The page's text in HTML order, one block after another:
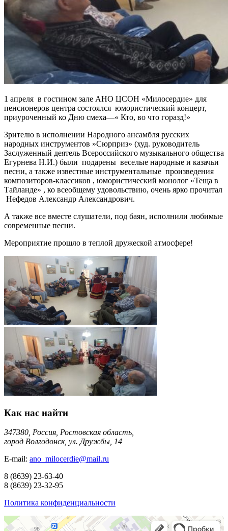
1 апреля в гостином зале АНО ЦСОН «Милосердие» для
пенсионеров центра состоялся юмористический концерт,
приуроченный ко Дню смеха—« Кто, во что горазд!»
Зрителю в исполнении Народного ансамбля русских
народных инструментов »Сюрприз» (худ. руководитель
Заслуженный деятель Всероссийского музыкального общества
Егурнева Н.И.) были подарены веселые народные и казачьи
песни, а также известные инструментальные произведения
композиторов-классиков , юмористический монолог «Теща в
Тайланде» , ко всеобщему удовольствию, очень ярко прочитал
Нефедов Александр Александрович.
А также все вместе слушатели, под баян, исполнили любимые
современные песни.
Мероприятие прошло в теплой дружеской атмосфере!
Как нас найти
347380, Россия, Ростовская область,
город Волгодонск, ул. Дружбы, 14
E-mail: ano_milocerdie@mail.ru
8 (8639) 23-63-40
8 (8639) 23-32-95
Политика конфиденциальности